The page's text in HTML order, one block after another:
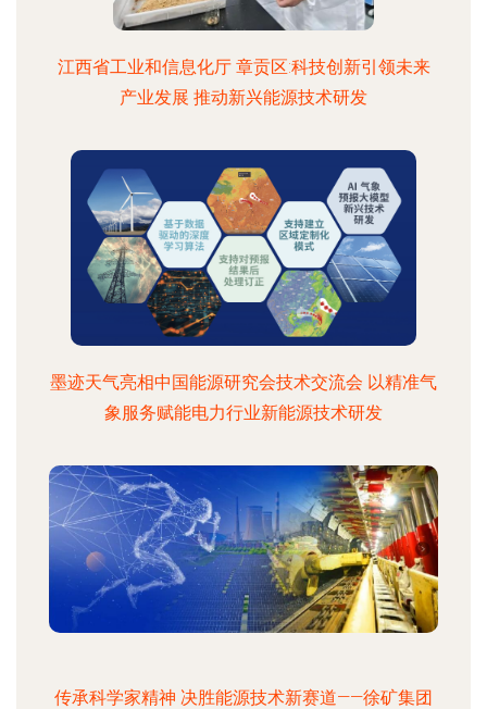
江西省工业和信息化厅 章贡区:科技创新引领未来
产业发展 推动新兴能源技术研发
墨迹天气亮相中国能源研究会技术交流会 以精准气
象服务赋能电力行业新能源技术研发
传承科学家精神 决胜能源技术新赛道——徐矿集团